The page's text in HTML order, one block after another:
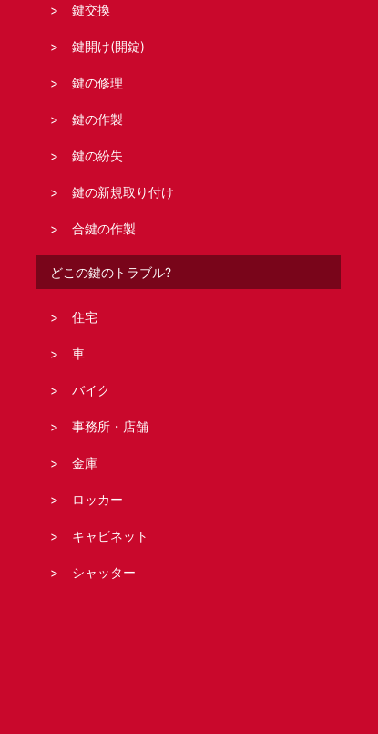
鍵交換
鍵開け(開錠)
鍵の修理
鍵の作製
鍵の紛失
鍵の新規取り付け
合鍵の作製
どこの鍵のトラブル?
住宅
車
バイク
事務所・店舗
金庫
ロッカー
キャビネット
シャッター